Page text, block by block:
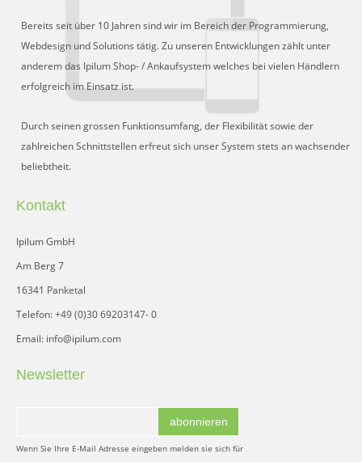
Bereits seit über 10 Jahren sind wir im Bereich der Programmierung,
Webdesign und Solutions tätig. Zu unseren Entwicklungen zählt unter
anderem das Ipilum Shop- / Ankaufsystem welches bei vielen Händlern
erfolgreich im Einsatz ist.
Durch seinen grossen Funktionsumfang, der Flexibilität sowie der
zahlreichen Schnittstellen erfreut sich unser System stets an wachsender
beliebtheit.
Kontakt
Ipilum GmbH
Am Berg 7
16341 Panketal
Telefon: +49 (0)30 69203147- 0
Email: info@ipilum.com
Newsletter
abonnieren
Wenn Sie Ihre E-Mail Adresse eingeben melden sie sich für